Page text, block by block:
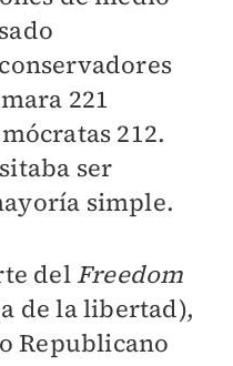
221
212.
ser
simple.
del Freedom
de la libertad),
Republicano